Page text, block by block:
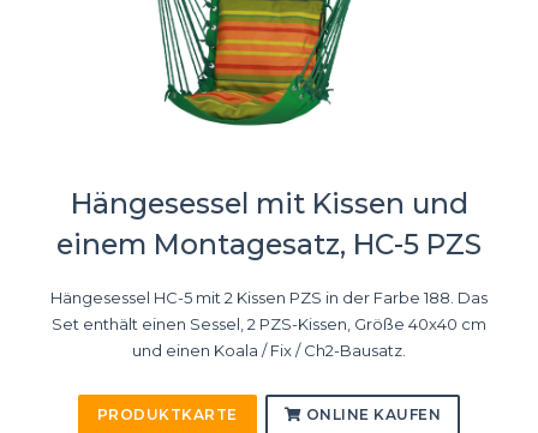
Hängesessel mit Kissen und
einem Montagesatz, HC-5 PZS
Hängesessel HC-5 mit 2 Kissen PZS in der Farbe 188. Das
Set enthält einen Sessel, 2 PZS-Kissen, Größe 40x40 cm
und einen Koala / Fix / Ch2-Bausatz.
PRODUKTKARTE ONLINE KAUFEN